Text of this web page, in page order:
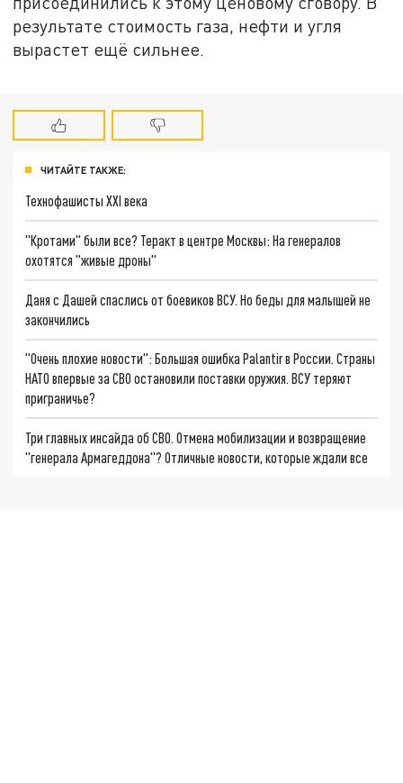
результате стоимость газа, нефти и угля
вырастет ещё сильнее.
ЧИТАЙТЕ ТАКЖЕ:
Технофашисты XXI века
"Кротами" были все? Теракт в центре Москвы: На генералов
охотятся "живые дроны"
Даня с Дашей спаслись от боевиков ВСУ. Но беды для малышей не
закончились
"Очень плохие новости": Большая ошибка Palantir в России. Страны
НАТО впервые за СВО остановили поставки оружия. ВСУ теряют
приграничье?
Три главных инсайда об СВО. Отмена мобилизации и возвращение
"генерала Армагеддона"? Отличные новости, которые ждали все